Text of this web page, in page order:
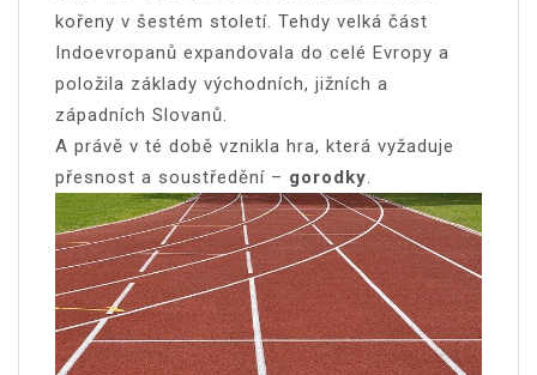
kořeny v šestém století. Tehdy velká část
Indoevropanů expandovala do celé Evropy a
položila základy východních, jižních a
západních Slovanů.
A právě v té době vznikla hra, která vyžaduje
přesnost a soustředění – gorodky.